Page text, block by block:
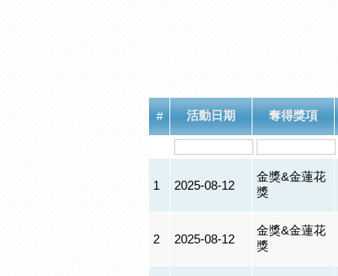
# 活動日期 奪得獎項
1 2025-08-12
金獎&金蓮花
獎
2 2025-08-12
金獎&金蓮花
獎